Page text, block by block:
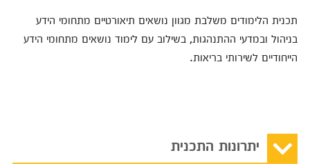
תכנית הלימודים משלבת מגוון נושאים תיאורטיים מתחומי הידע
בניהול ובמדעי ההתנהגות, בשילוב עם לימוד נושאים מתחומי הידע
הייחודיים לשירותי בריאות.
יתרונות התכנית